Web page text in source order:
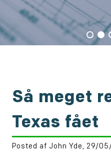
Så meget
Texas fået
Posted af John Yde, 29/